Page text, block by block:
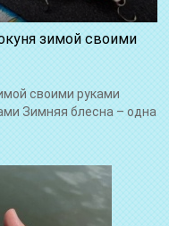
зимой своими
своими руками
Зимняя блесна – одна